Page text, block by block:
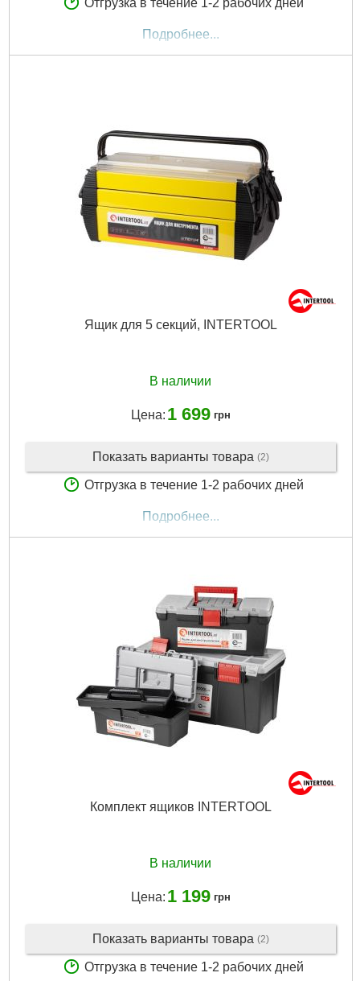
Отгрузка в течение 1-2 рабочих дней
Подробнее...
Ящик для 5 секций, INTERTOOL
В наличии
Цена: 1 699 грн
Показать варианты товара (2)
Отгрузка в течение 1-2 рабочих дней
Подробнее...
Комплект ящиков INTERTOOL
В наличии
Цена: 1 199 грн
Показать варианты товара (2)
Отгрузка в течение 1-2 рабочих дней